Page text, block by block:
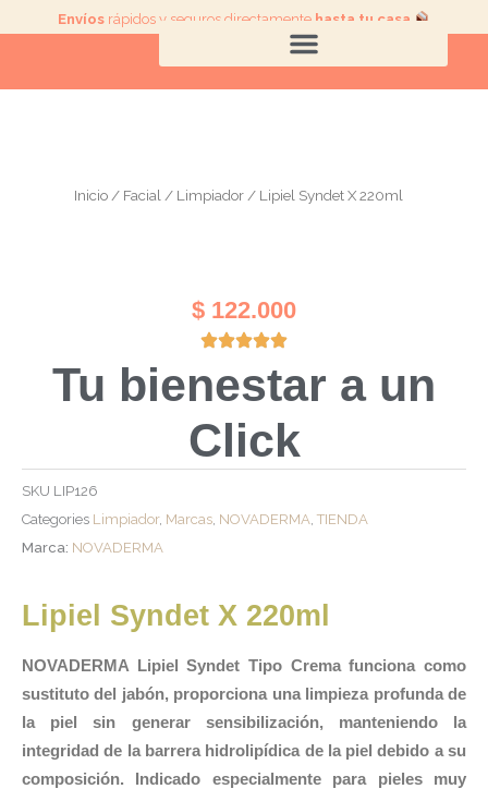
Envíos rápidos y seguros directamente hasta tu casa
Inicio / Facial / Limpiador / Lipiel Syndet X 220ml
$ 122.000
Tu bienestar a un
Click
SKU LIP126
Categories Limpiador, Marcas NOVADERMA TIENDA
Marca: NOVADERMA
Lipiel Syndet X 220ml
NOVADERMA Lipiel Syndet Tipo Crema funciona como
sustituto del jabón, proporciona una limpieza profunda de
la piel sin generar sensibilización, manteniendo la
integridad de la barrera hidrolipídica de la piel debido a su
composición. Indicado especialmente para pieles muy